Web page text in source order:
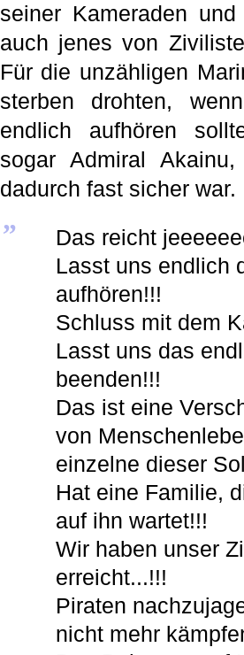
seiner Kameraden
auch jenes von
Für die unzähligen
sterben drohten,
endlich aufhören
sogar Admiral
dadurch fast sicher war.
„
Das reicht
Lasst uns endlich
aufhören!!!
Schluss mit dem
Lasst uns das
beenden!!!
Das ist eine
von
einzelne dieser
Hat eine Familie,
auf ihn wartet!!!
Wir haben unser
erreicht...!!!
Piraten
nicht mehr